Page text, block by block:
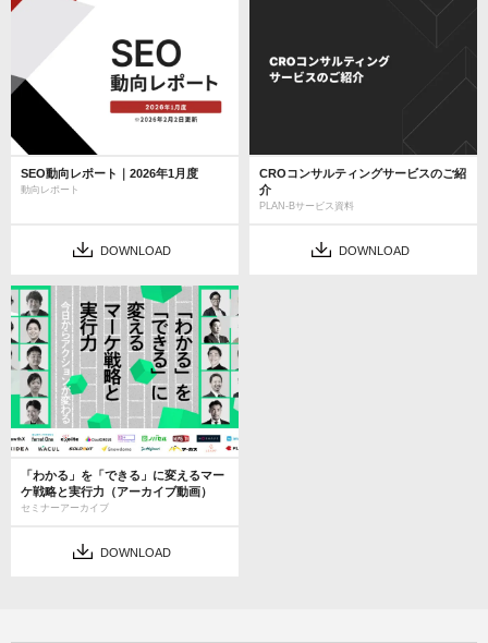
SEO動向レポート｜2026年1月度
動向レポート
DOWNLOAD
CROコンサルティングサービスのご紹
介
PLAN-Bサービス資料
DOWNLOAD
「わかる」を「できる」に変えるマー
ケ戦略と実行力（アーカイブ動画）
セミナーアーカイブ
DOWNLOAD